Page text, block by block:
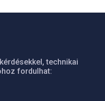
technikai
fordulhat: